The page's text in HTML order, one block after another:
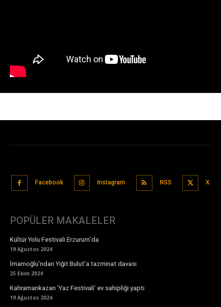
Facebook Instagram RSS X
POPÜLER MAKALELER
Kültür Yolu Festivali Erzurum’da
19 Ağustos 2024
İmamoğlu’ndan Yiğit Bulut’a tazminat davası
25 Ekim 2024
Kahramankazan ’Yaz Festivali’ ev sahipliği yaptı
19 Ağustos 2024